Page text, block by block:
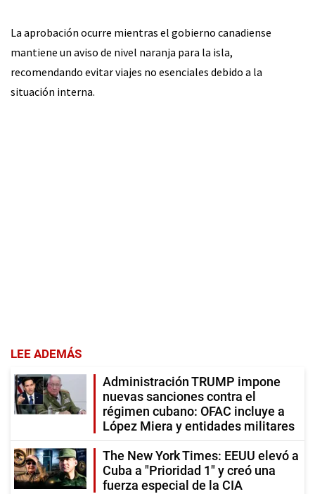
La aprobación ocurre mientras el gobierno canadiense
mantiene un aviso de nivel naranja para la isla,
recomendando evitar viajes no esenciales debido a la
situación interna.
LEE ADEMÁS
Administración TRUMP impone
nuevas sanciones contra el
régimen cubano: OFAC incluye a
López Miera y entidades militares
The New York Times: EEUU elevó a
Cuba a "Prioridad 1" y creó una
fuerza especial de la CIA